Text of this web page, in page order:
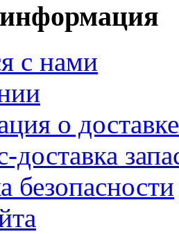
с нами
о доставке
доставка
безопасности